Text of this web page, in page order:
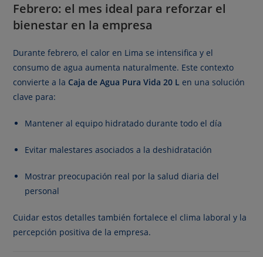
Febrero: el mes ideal para reforzar el
bienestar en la empresa
Durante febrero, el calor en Lima se intensifica y el
consumo de agua aumenta naturalmente. Este contexto
convierte a la Caja de Agua Pura Vida 20 L en una solución
clave para:
Mantener al equipo hidratado durante todo el día
Evitar malestares asociados a la deshidratación
Mostrar preocupación real por la salud diaria del
personal
Cuidar estos detalles también fortalece el clima laboral y la
percepción positiva de la empresa.